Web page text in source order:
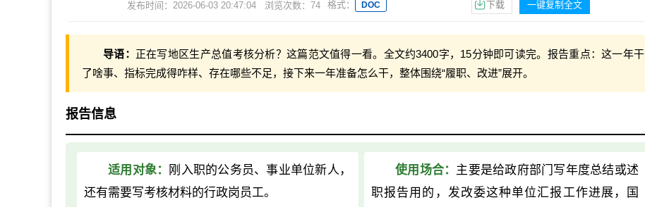
发布时间：2026-06-03 20:47:04 浏览次数： 74 格式： DOC 下载 一键复制全文
导语： 正在写地区生产总值考核分析？这篇范文值得一看。全文约3400字，15分钟即可读完。报告重点：这一年干
了啥事、指标完成得咋样、存在哪些不足，接下来一年准备怎么干，整体围绕“履职、改进”展开。
报告信息
适用对象：
刚入职的公务员、事业单位新人，
还有需要写考核材料的行政岗员工。
使用场合： 主要是给政府部门写年度总结或述
职报告用的，发改委这种单位汇报工作进展，国